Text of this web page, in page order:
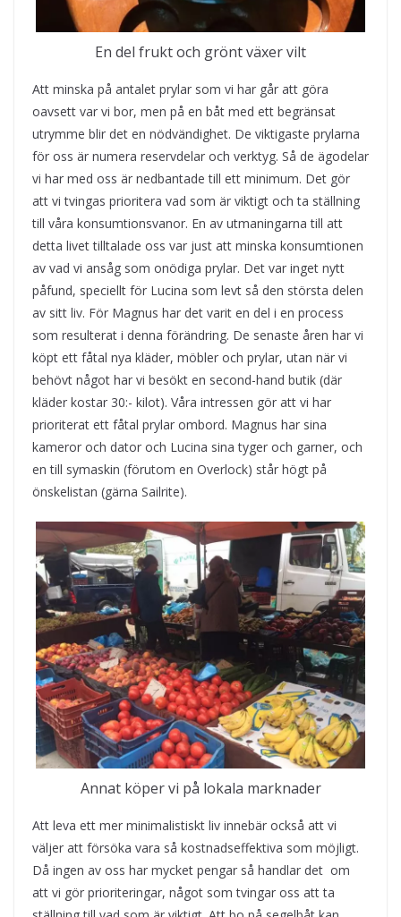
En del frukt och grönt växer vilt
Att minska på antalet prylar som vi har går att göra
oavsett var vi bor, men på en båt med ett begränsat
utrymme blir det en nödvändighet. De viktigaste prylarna
för oss är numera reservdelar och verktyg. Så de ägodelar
vi har med oss är nedbantade till ett minimum. Det gör
att vi tvingas prioritera vad som är viktigt och ta ställning
till våra konsumtionsvanor. En av utmaningarna till att
detta livet tilltalade oss var just att minska konsumtionen
av vad vi ansåg som onödiga prylar. Det var inget nytt
påfund, speciellt för Lucina som levt så den största delen
av sitt liv. För Magnus har det varit en del i en process
som resulterat i denna förändring. De senaste åren har vi
köpt ett fåtal nya kläder, möbler och prylar, utan när vi
behövt något har vi besökt en second-hand butik (där
kläder kostar 30:- kilot). Våra intressen gör att vi har
prioriterat ett fåtal prylar ombord. Magnus har sina
kameror och dator och Lucina sina tyger och garner, och
en till symaskin (förutom en Overlock) står högt på
önskelistan (gärna Sailrite).
Annat köper vi på lokala marknader
Att leva ett mer minimalistiskt liv innebär också att vi
väljer att försöka vara så kostnadseffektiva som möjligt.
Då ingen av oss har mycket pengar så handlar det om
att vi gör prioriteringar, något som tvingar oss att ta